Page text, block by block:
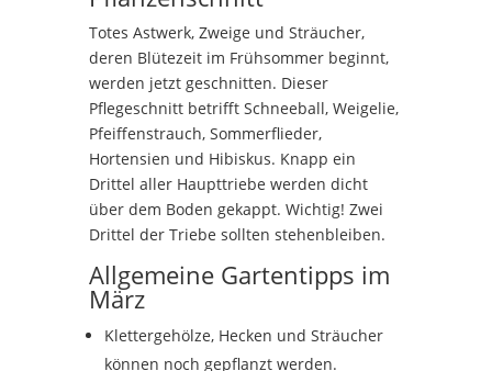
Totes Astwerk, Zweige und Sträucher,
deren Blütezeit im Frühsommer beginnt,
werden jetzt geschnitten. Dieser
Pflegeschnitt betrifft Schneeball, Weigelie,
Pfeiffenstrauch, Sommerflieder,
Hortensien und Hibiskus. Knapp ein
Drittel aller Haupttriebe werden dicht
über dem Boden gekappt. Wichtig! Zwei
Drittel der Triebe sollten stehenbleiben.
Allgemeine Gartentipps im
März
Klettergehölze, Hecken und Sträucher
können noch gepflanzt werden.